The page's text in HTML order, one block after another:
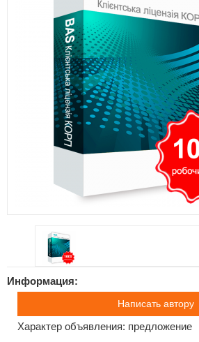
Информация:
Написать автору
Характер объявления: предложение